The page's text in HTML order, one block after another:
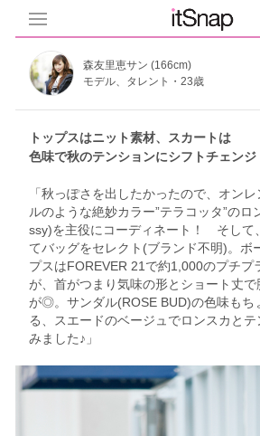
森友里恵サン (166cm)
モデル、タレント・23歳
トップスはニット素材、スカートは
色味で秋のテンションにシフトチェンジ
「秋っぽさを出したかったので、オン
ルのような絶妙カラー”テラコッタ”のロ
ssy)を主役にコーディネート！ そして
てバッグをセレクト(ブランド不明)。ボ
プスはFOREVER 21で約1,000のプチプ
が、首がつまり気味の形とショート丈
が◎。サンダル(ROSE BUD)の色味もち
る、スエードのベージュでロンスカと
みました♪」